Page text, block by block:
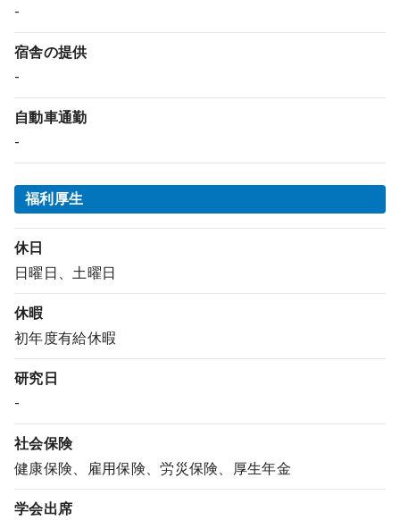
-
宿舎の提供
-
自動車通勤
-
福利厚生
休日
日曜日、土曜日
休暇
初年度有給休暇
研究日
-
社会保険
健康保険、雇用保険、労災保険、厚生年金
学会出席